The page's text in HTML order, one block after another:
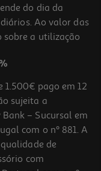
do dia da
Ao valor das
sobre a utilização
pago em 12
sujeita a
– Sucursal em
com o nº 881. A
de
com